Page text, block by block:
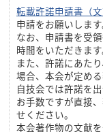
転載許諾申請書（文
申請をお願いします
なお、申請書を受
時間をいただきます
また、許諾にあた
場合、本会が定め
自技会では許諾を出
お手数ですが直接
せください。
本会著作物の文献